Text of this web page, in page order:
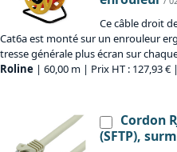
Ce câble droit
Cat6a est monté sur un enrouleur
tresse générale plus écran sur
Roline | 60,00 m | Prix HT : 127,93 € |
Cordon
(SFTP),